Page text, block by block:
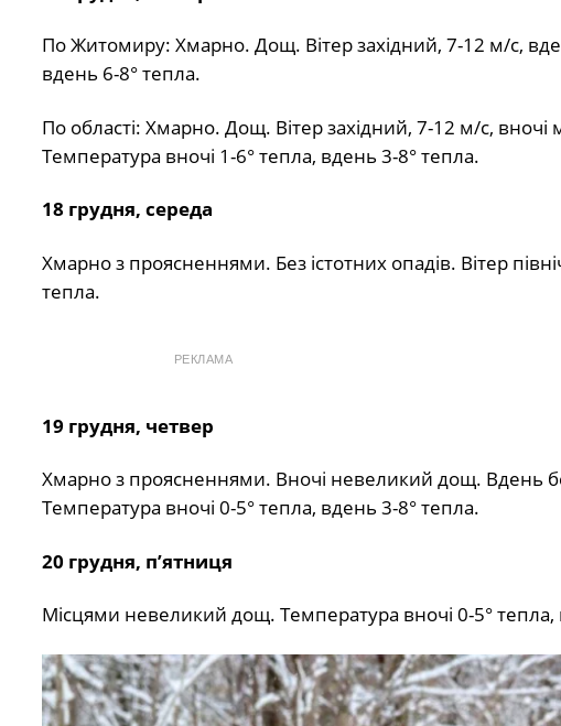
По Житомиру: Хмарно. Дощ. Вітер західний, 7-12 м/с,
вдень 6-8° тепла.
По області: Хмарно. Дощ. Вітер західний, 7-12 м/с,
Температура вночі 1-6° тепла, вдень 3-8° тепла.
18 грудня, середа
Хмарно з проясненнями. Без істотних опадів. Вітер
тепла.
РЕКЛАМА
19 грудня, четвер
Хмарно з проясненнями. Вночі невеликий дощ. Вдень
Температура вночі 0-5° тепла, вдень 3-8° тепла.
20 грудня, п’ятниця
Місцями невеликий дощ. Температура вночі 0-5° тепла,